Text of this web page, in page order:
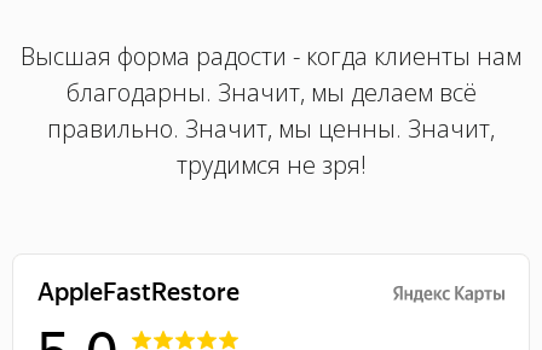
Высшая форма радости - когда клиенты нам
благодарны. Значит, мы делаем всё
правильно. Значит, мы ценны. Значит,
трудимся не зря!